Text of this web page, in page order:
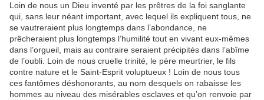
Loin de nous un Dieu inventé par les prêtres de la foi sanglante
qui, sans leur néant important, avec lequel ils expliquent tous, ne
se vautreraient plus longtemps dans l’abondance, ne
prêcheraient plus longtemps l’humilité tout en vivant eux-mêmes
dans l’orgueil, mais au contraire seraient précipités dans l’abîme
de l’oubli. Loin de nous cruelle trinité, le père meurtrier, le fils
contre nature et le Saint-Esprit voluptueux ! Loin de nous tous
ces fantômes déshonorants, au nom desquels on rabaisse les
hommes au niveau des misérables esclaves et qu’on renvoie par